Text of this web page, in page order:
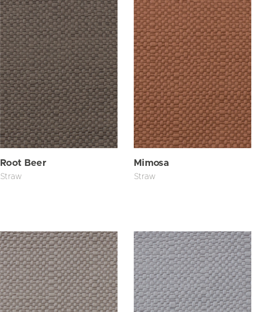
Root Beer
Straw
Mimosa
Straw